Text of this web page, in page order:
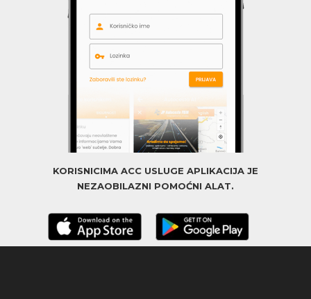
KORISNICIMA ACC USLUGE APLIKACIJA JE
NEZAOBILAZNI POMOĆNI ALAT.